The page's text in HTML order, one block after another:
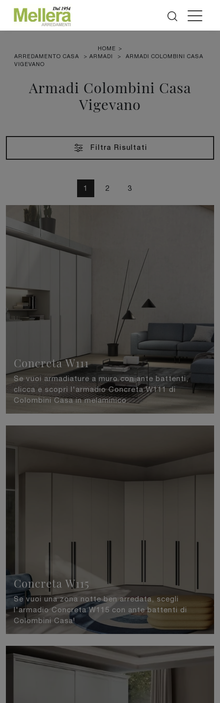
HOME >
ARREDAMENTO CASA
> ARMADI >
ARMADI COLOMBINI CASA
VIGEVANO
Armadi Colombini Casa
Vigevano
Filtra Risultati
1 2 3
Concreta W111
Se vuoi armadiature a muro con ante battenti,
clicca e scopri l'armadio Concreta W111 di
Colombini Casa in melaminico.
Concreta W115
Se vuoi una zona notte ben arredata, scegli
l'armadio Concreta W115 con ante battenti di
Colombini Casa!